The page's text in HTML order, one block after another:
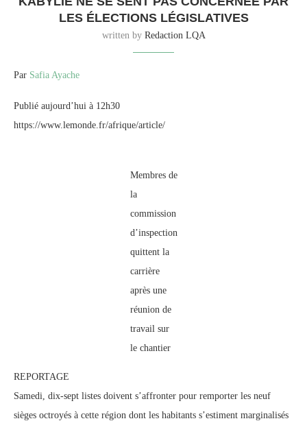
LES ÉLECTIONS LÉGISLATIVES
written by Redaction LQA
Par Safia Ayache
Publié aujourd’hui à 12h30
https://www.lemonde.fr/afrique/article/
Membres de
la
commission
d’inspection
quittent la
carrière
après une
réunion de
travail sur
le chantier
REPORTAGE
Samedi, dix-sept listes doivent s’affronter pour remporter les neuf
sièges octroyés à cette région dont les habitants s’estiment marginalisés